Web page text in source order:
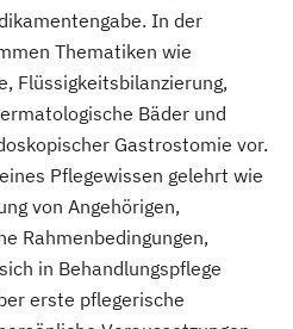
In der
Thematiken wie
Flüssigkeitsbilanzierung,
Bäder und
Gastrostomie vor.
Pflegewissen gelehrt wie
von Angehörigen,
Rahmenbedingungen,
in Behandlungspflege
erste pflegerische